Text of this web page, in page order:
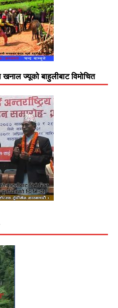
ज्यूको बाहुलीबाट विमोचित